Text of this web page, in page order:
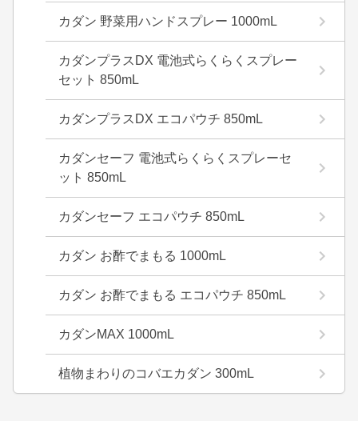
カダン 野菜用ハンドスプレー 1000mL
カダンプラスDX 電池式らくらくスプレー
セット 850mL
カダンプラスDX エコパウチ 850mL
カダンセーフ 電池式らくらくスプレーセ
ット 850mL
カダンセーフ エコパウチ 850mL
カダン お酢でまもる 1000mL
カダン お酢でまもる エコパウチ 850mL
カダンMAX 1000mL
植物まわりのコバエカダン 300mL